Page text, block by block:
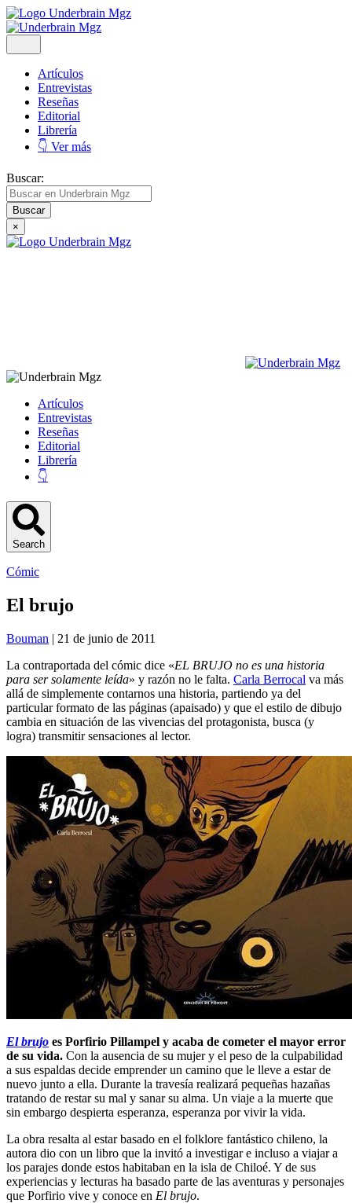
Artículos
Entrevistas
Reseñas
Editorial
Librería
👇 Ver más
Buscar:
×
Artículos
Entrevistas
Reseñas
Editorial
Librería
👇
Search
Cómic
El brujo
Bouman | 21 de junio de 2011
La contraportada del cómic dice «EL BRUJO no es una historia
para ser solamente leída» y razón no le falta. Carla Berrocal va más
allá de simplemente contarnos una historia, partiendo ya del
particular formato de las páginas (apaisado) y que el estilo de dibujo
cambia en situación de las vivencias del protagonista, busca (y
logra) transmitir sensaciones al lector.
El brujo es Porfirio Pillampel y acaba de cometer el mayor error
de su vida. Con la ausencia de su mujer y el peso de la culpabilidad
a sus espaldas decide emprender un camino que le lleve a estar de
nuevo junto a ella. Durante la travesía realizará pequeñas hazañas
tratando de restar su mal y sanar su alma. Un viaje a la muerte que
sin embargo despierta esperanza, esperanza por vivir la vida.
La obra resalta al estar basado en el folklore fantástico chileno, la
autora dio con un libro que la invitó a investigar e incluso a viajar a
los parajes donde estos habitaban en la isla de Chiloé. Y de sus
experiencias y lecturas ha basado parte de las aventuras y personajes
que Porfirio vive y conoce en El brujo.